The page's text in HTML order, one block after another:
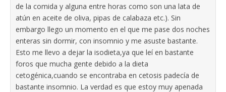
de la comida y alguna entre horas como son una lata de
atún en aceite de oliva, pipas de calabaza etc.). Sin
embargo llego un momento en el que me pase dos noches
enteras sin dormir, con insomnio y me asuste bastante.
Esto me llevo a dejar la isodieta,ya que leí en bastante
foros que mucha gente debido a la dieta
cetogénica,cuando se encontraba en cetosis padecía de
bastante insomnio. La verdad es que estoy muy apenada